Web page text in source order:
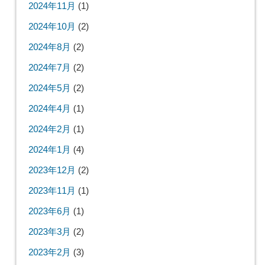
2024年11月 (1)
2024年10月 (2)
2024年8月 (2)
2024年7月 (2)
2024年5月 (2)
2024年4月 (1)
2024年2月 (1)
2024年1月 (4)
2023年12月 (2)
2023年11月 (1)
2023年6月 (1)
2023年3月 (2)
2023年2月 (3)